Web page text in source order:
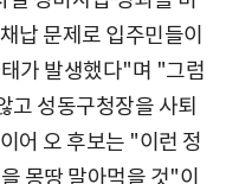
납 문제로 입주민들이
가 발생했다"며 "그럼
고 성동구청장을 사퇴
어 오 후보는 "이런 정
몽땅 말아먹을 것"이